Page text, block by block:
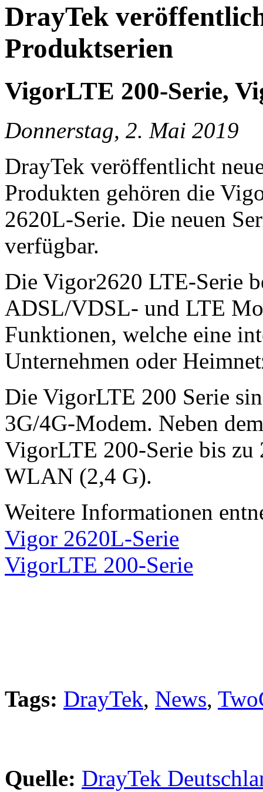
DrayTek
Produktserien
VigorLTE 200-Serie,
Donnerstag, 2. Mai 2019
DrayTek veröffentlicht
Produkten gehören die
2620L-Serie. Die neuen
verfügbar.
Die Vigor2620 LTE-Serie
ADSL/VDSL- und LTE
Funktionen, welche eine
Unternehmen oder
Die VigorLTE 200 Serie
3G/4G-Modem. Neben
VigorLTE 200-Serie bis
WLAN (2,4 G).
Weitere Informationen
Vigor 2620L-Serie
VigorLTE 200-Serie
Tags: DrayTek, News,
Quelle: DrayTek